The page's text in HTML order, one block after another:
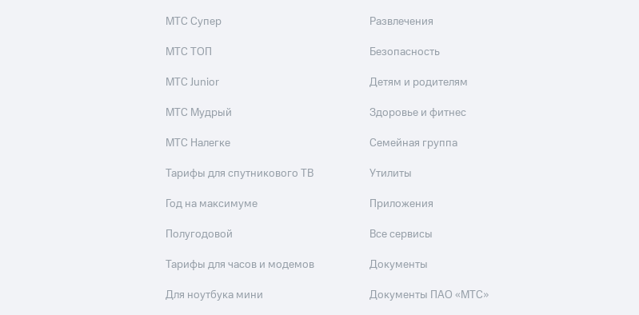
МТС Супер
МТС ТОП
МТС Junior
МТС Мудрый
МТС Налегке
Тарифы для спутникового ТВ
Год на максимуме
Полугодовой
Тарифы для часов и модемов
Для ноутбука мини
Развлечения
Безопасность
Детям и родителям
Здоровье и фитнес
Семейная группа
Утилиты
Приложения
Все сервисы
Документы
Документы ПАО «МТС»